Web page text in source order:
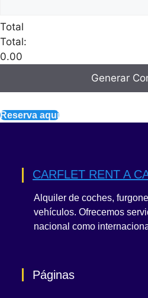
Total
Total:
0.00
Generar
Reserva aqui
CARFLET RENT A
Alquiler de coches,
vehículos. Ofrecemos
nacional como
Páginas